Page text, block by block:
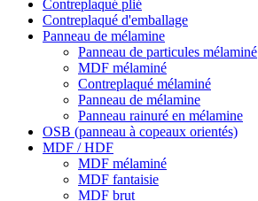
Contreplaqué plié
Contreplaqué d'emballage
Panneau de mélamine
Panneau de particules mélaminé
MDF mélaminé
Contreplaqué mélaminé
Panneau de mélamine
Panneau rainuré en mélamine
OSB (panneau à copeaux orientés)
MDF / HDF
MDF mélaminé
MDF fantaisie
MDF brut